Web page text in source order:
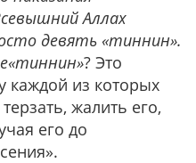
Аллах
девять «тиннин».
? Это
каждой из которых
жалить его,
его до